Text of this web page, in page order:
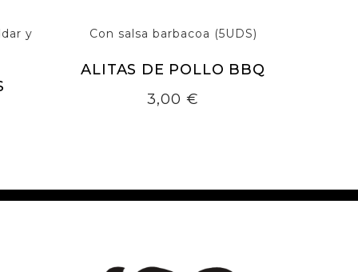
y
Con salsa barbacoa (5UDS)
ALITAS DE POLLO BBQ
Precio
3,00 €